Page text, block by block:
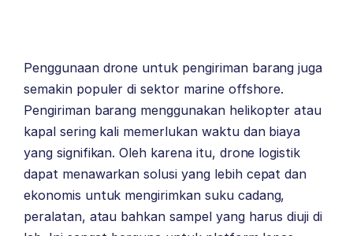
Penggunaan drone untuk pengiriman barang juga
semakin populer di sektor marine offshore.
Pengiriman barang menggunakan helikopter atau
kapal sering kali memerlukan waktu dan biaya
yang signifikan. Oleh karena itu, drone logistik
dapat menawarkan solusi yang lebih cepat dan
ekonomis untuk mengirimkan suku cadang,
peralatan, atau bahkan sampel yang harus diuji di